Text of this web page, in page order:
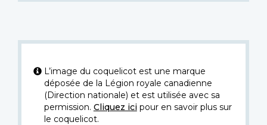
L’image du coquelicot est une marque
déposée de la Légion royale canadienne
(Direction nationale) et est utilisée avec sa
permission. Cliquez icipour en savoir plus sur
le coquelicot.